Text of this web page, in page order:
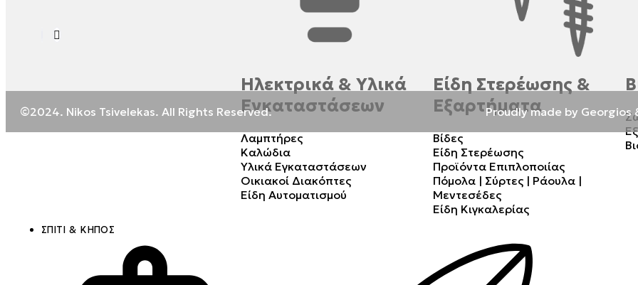
Ηλεκτρικά & Υλικά
Εγκαταστάσεων
Λαμπτήρες
Καλώδια
Υλικά Εγκαταστάσεων
Οικιακοί Διακόπτες
Είδη Αυτοματισμού
Είδη Στερέωσης &
Εξαρτήματα
Βίδες
Είδη Στερέωσης
Προϊόντα Επιπλοποιίας
Πόμολα | Σύρτες | Ράουλα |
Μεντεσέδες
Είδη Κιγκαλερίας
ΣΠΊΤΙ & ΚΉΠΟΣ
©2024. Nikos Tsivelekas. All Rights Reserved. Proudly made by Georgios